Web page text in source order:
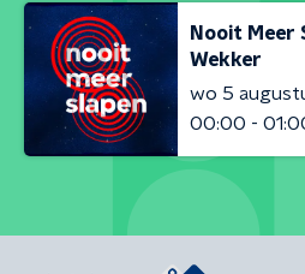
Nooit Meer
Wekker
wo 5
00:00 -